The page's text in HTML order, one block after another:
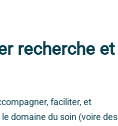
recherche et
faciliter, et
domaine du soin (voire des